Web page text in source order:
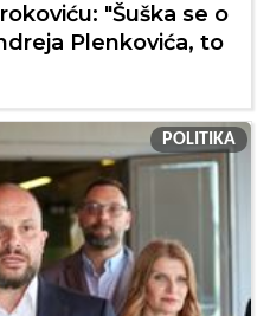
"Šuška se o
Plenkovića, to
POLITIKA